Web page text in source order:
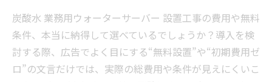
炭酸水 業務用ウォーターサーバー 設置工事の費用や無料
条件、本当に納得して選べているでしょうか？導入を検
討する際、広告でよく目にする“無料設置”や“初期費用ゼ
ロ”の文言だけでは、実際の総費用や条件が見えにくいこ